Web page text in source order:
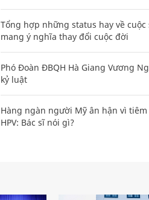
Tổng hợp những status hay về cuộc
mang ý nghĩa thay đổi cuộc đời
Phó Đoàn ĐBQH Hà Giang Vương
kỷ luật
Hàng ngàn người Mỹ ân hận vì tiêm
HPV: Bác sĩ nói gì?